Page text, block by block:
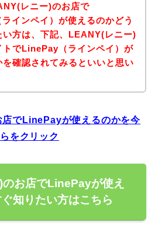
レニー)のお店で
インペイ）が使えるのかどう
い方は、下記、LEANY(レニー)
トでLinePay（ラインペイ）が
を確認されてみるといいと思い
でLinePayが使えるのかを今
をクリック
お店でLinePayが使え
知りたい方はこちら